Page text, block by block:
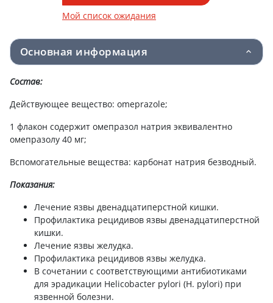
Мой список ожидания
Основная информация
Состав:
Действующее вещество: omeprazole;
1 флакон содержит омепразол натрия эквивалентно
омепразолу 40 мг;
Вспомогательные вещества: карбонат натрия безводный.
Показания:
Лечение язвы двенадцатиперстной кишки.
Профилактика рецидивов язвы двенадцатиперстной
кишки.
Лечение язвы желудка.
Профилактика рецидивов язвы желудка.
В сочетании с соответствующими антибиотиками
для эрадикации Helicobacter pylori (H. pylori) при
язвенной болезни.